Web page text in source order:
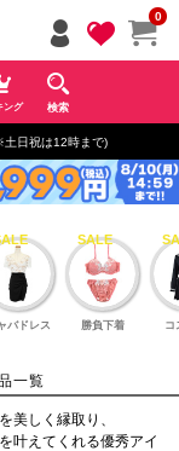
0
ング 検索
日祝は12時まで)
バドレス 勝負下着 コ
一覧
美しく縁取り、
叶えてくれる優秀アイ
ペー
ジト
ップ